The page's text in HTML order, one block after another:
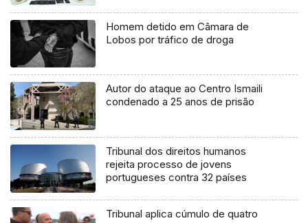
Homem detido em Câmara de
Lobos por tráfico de droga
Autor do ataque ao Centro Ismaili
condenado a 25 anos de prisão
Tribunal dos direitos humanos
rejeita processo de jovens
portugueses contra 32 países
Tribunal aplica cúmulo de quatro